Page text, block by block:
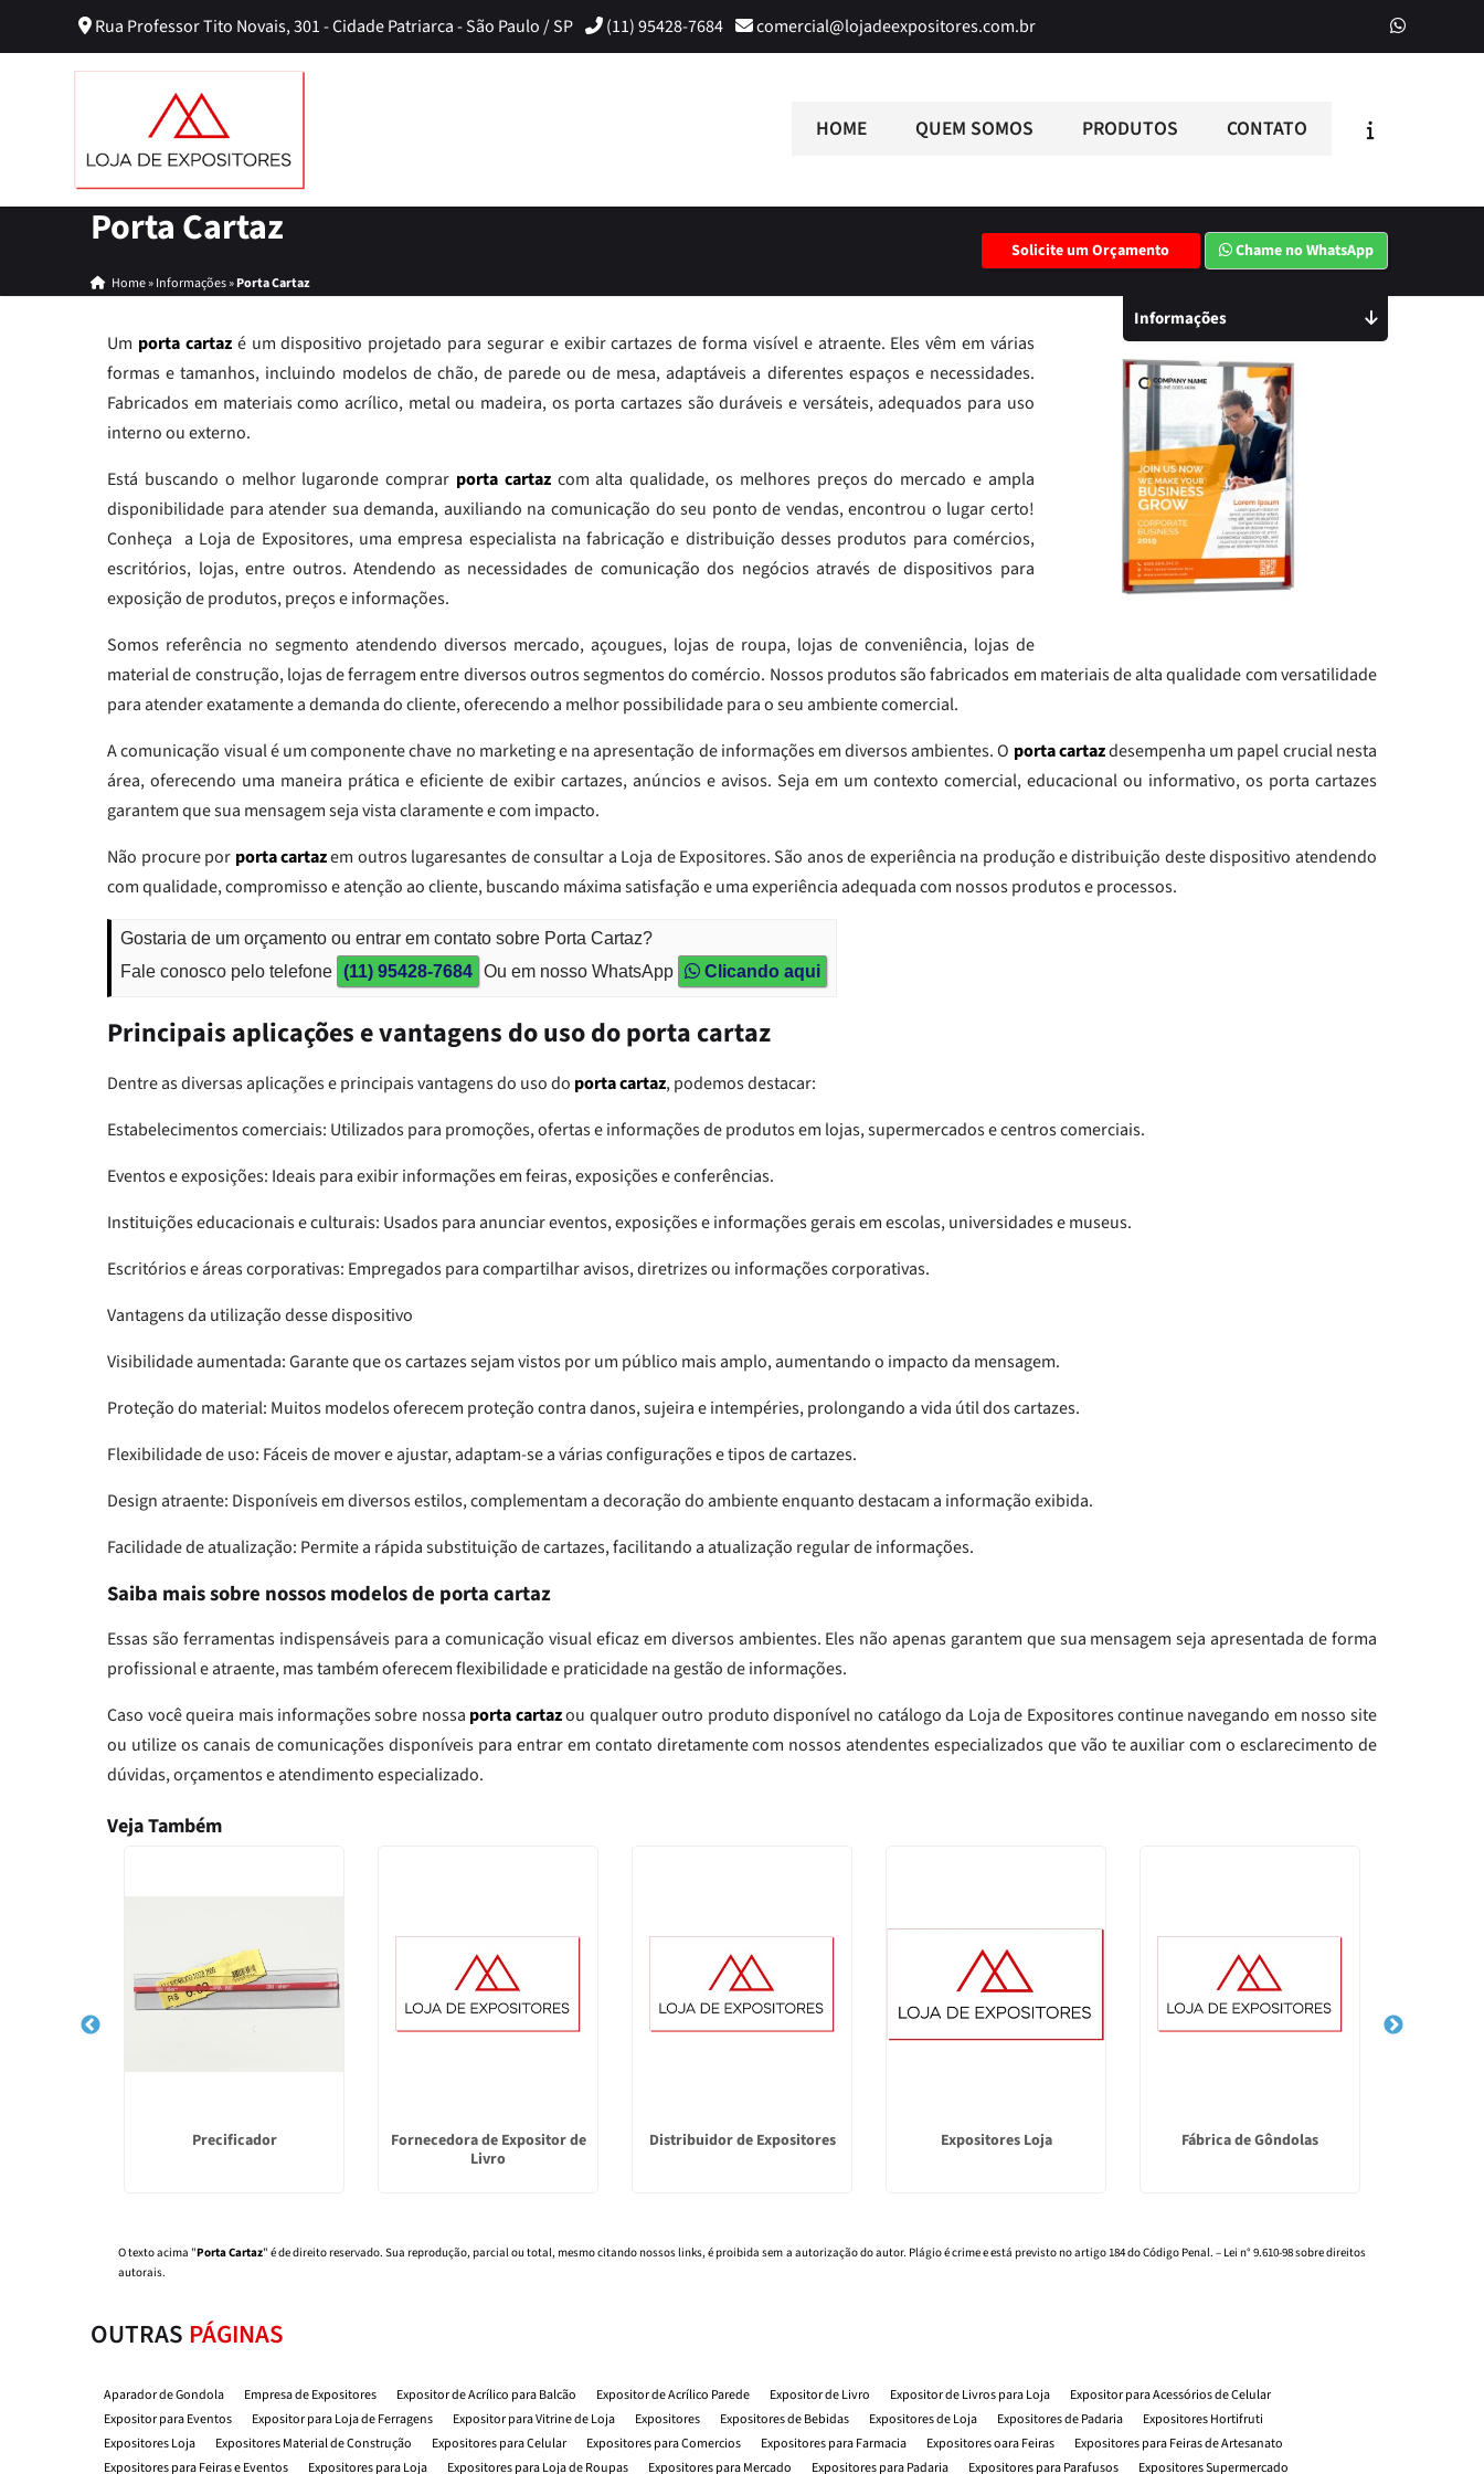
Rua Professor Tito Novais, 301 - Cidade Patriarca - São Paulo / SP (11) 95428-7684 comercial@lojadeexpositores.com.br
HOME QUEM SOMOS PRODUTOS CONTATO
Porta Cartaz
Home»Informações»Porta Cartaz
Solicite um Orçamento Chame no WhatsApp
Um porta cartazé um dispositivo projetado para segurar e exibir cartazes de forma visível e atraente. Eles vêm em várias
formas e tamanhos, incluindo modelos de chão, de parede ou de mesa, adaptáveis a diferentes espaços e necessidades.
Fabricados em materiais como acrílico, metal ou madeira, os porta cartazes são duráveis e versáteis, adequados para uso
interno ou externo.
Está buscando o melhor lugaronde comprar porta cartazcom alta qualidade, os melhores preços do mercado e ampla
disponibilidade para atender sua demanda, auxiliando na comunicação do seu ponto de vendas, encontrou o lugar certo!
Conheça a Loja de Expositores, uma empresa especialista na fabricação e distribuição desses produtos para comércios,
escritórios, lojas, entre outros. Atendendo as necessidades de comunicação dos negócios através de dispositivos para
exposição de produtos, preços e informações.
Somos referência no segmento atendendo diversos mercado, açougues, lojas de roupa, lojas de conveniência, lojas de
material de construção, lojas de ferragem entre diversos outros segmentos do comércio. Nossos produtos são fabricados em materiais de alta qualidade com versatilidade
para atender exatamente a demanda do cliente, oferecendo a melhor possibilidade para o seu ambiente comercial.
A comunicação visual é um componente chave no marketing e na apresentação de informações em diversos ambientes. O porta cartazdesempenha um papel crucial nesta
área, oferecendo uma maneira prática e eficiente de exibir cartazes, anúncios e avisos. Seja em um contexto comercial, educacional ou informativo, os porta cartazes
garantem que sua mensagem seja vista claramente e com impacto.
Não procure por porta cartazem outros lugaresantes de consultar a Loja de Expositores. São anos de experiência na produção e distribuição deste dispositivo atendendo
com qualidade, compromisso e atenção ao cliente, buscando máxima satisfação e uma experiência adequada com nossos produtos e processos.
Gostaria de um orçamento ou entrar em contato sobre Porta Cartaz?
Fale conosco pelo telefone
(11) 95428-7684 Ou em nosso WhatsApp Clicando aqui
Principais aplicações e vantagens do uso do porta cartaz
Dentre as diversas aplicações e principais vantagens do uso do porta cartaz, podemos destacar:
Estabelecimentos comerciais: Utilizados para promoções, ofertas e informações de produtos em lojas, supermercados e centros comerciais.
Eventos e exposições: Ideais para exibir informações em feiras, exposições e conferências.
Instituições educacionais e culturais: Usados para anunciar eventos, exposições e informações gerais em escolas, universidades e museus.
Escritórios e áreas corporativas: Empregados para compartilhar avisos, diretrizes ou informações corporativas.
Vantagens da utilização desse dispositivo
Visibilidade aumentada: Garante que os cartazes sejam vistos por um público mais amplo, aumentando o impacto da mensagem.
Proteção do material: Muitos modelos oferecem proteção contra danos, sujeira e intempéries, prolongando a vida útil dos cartazes.
Flexibilidade de uso: Fáceis de mover e ajustar, adaptam-se a várias configurações e tipos de cartazes.
Design atraente: Disponíveis em diversos estilos, complementam a decoração do ambiente enquanto destacam a informação exibida.
Facilidade de atualização: Permite a rápida substituição de cartazes, facilitando a atualização regular de informações.
Saiba mais sobre nossos modelos de porta cartaz
Essas são ferramentas indispensáveis para a comunicação visual eficaz em diversos ambientes. Eles não apenas garantem que sua mensagem seja apresentada de forma
profissional e atraente, mas também oferecem flexibilidade e praticidade na gestão de informações.
Caso você queira mais informações sobre nossa porta cartazou qualquer outro produto disponível no catálogo da Loja de Expositores continue navegando em nosso site
ou utilize os canais de comunicações disponíveis para entrar em contato diretamente com nossos atendentes especializados que vão te auxiliar com o esclarecimento de
dúvidas, orçamentos e atendimento especializado.
Veja Também
Precificador
Fornecedora de Expositor de
Livro
Distribuidor de Expositores Expositores Loja Fábrica de Gôndolas
O texto acima "Porta Cartaz" é de direito reservado. Sua reprodução, parcial ou total, mesmo citando nossos links, é proibida sem a autorização do autor. Plágio é crime e está previsto no artigo 184 do Código Penal. – Lei n° 9.610-98 sobre direitos
autorais.
Informações
OUTRAS PÁGINAS
Aparador de Gondola Empresa de Expositores Expositor de Acrílico para Balcão Expositor de Acrílico Parede Expositor de Livro Expositor de Livros para Loja
Expositor para Acessórios de Celular
Expositor para Eventos
Expositor para Loja de Ferragens Expositor para Vitrine de Loja Expositores Expositores de Bebidas Expositores de Loja Expositores de Padaria
Expositores Hortifruti
Expositores Loja
Expositores Material de Construção Expositores para Celular Expositores para Comercios Expositores para Farmacia Expositores oara Feiras
Expositores para Feiras de Artesanato
Expositores para Feiras e Eventos
Expositores para Loja Expositores para Loja de Roupas Expositores para Mercado Expositores para Padaria Expositores para Parafusos Expositores Supermercado